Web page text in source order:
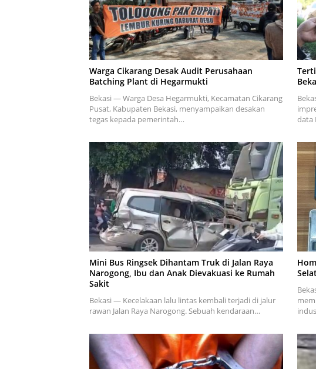
Warga Cikarang Desak Audit Perusahaan
Batching Plant di Hegarmukti
Bekasi — Warga Desa Hegarmukti, Kecamatan Cikarang
Pusat, Kabupaten Bekasi, menyampaikan desakan
tegas kepada pemerintah…
data
Mini Bus Ringsek Dihantam Truk di Jalan Raya
Narogong, Ibu dan Anak Dievakuasi ke Rumah
Sakit
Bekasi — Kecelakaan lalu lintas kembali terjadi di jalur
rawan Jalan Raya Narogong. Sebuah kendaraan…